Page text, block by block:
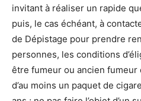
invitant à réaliser un rapide
puis, le cas échéant, à
de Dépistage pour prendre
personnes, les conditions
être fumeur ou ancien fumeur
d’au moins un paquet de